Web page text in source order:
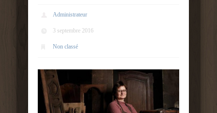
Administrateur
3 septembre 2016
Non classé